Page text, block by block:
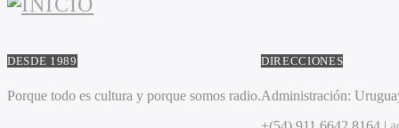
DESDE 1989
Porque todo es cultura y porque somos radio.
DIRECCIONES
Administración: